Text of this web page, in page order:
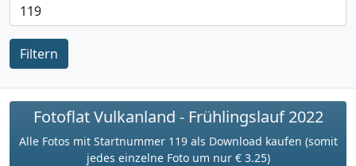
Filtern
Fotoflat Vulkanland - Frühlingslauf 2022
Alle Fotos mit Startnummer 119 als Download kaufen (somit
jedes einzelne Foto um nur € 3.25)